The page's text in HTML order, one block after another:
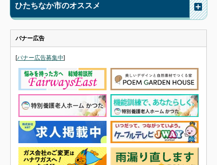
ひたちなか市のオススメ
バナー広告
[バナー広告募集中]